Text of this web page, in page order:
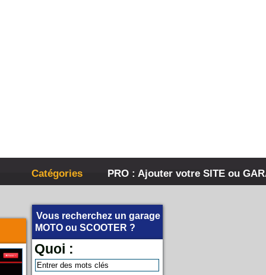
Catégories PRO : Ajouter votre SITE ou
Vous recherchez un garage
MOTO ou SCOOTER ?
Quoi :